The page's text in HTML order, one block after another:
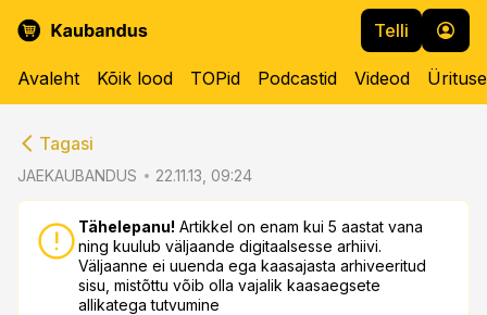
Telli
Avaleht Kõik lood TOPid Podcastid Videod
Tagasi
JAEKAUBANDUS 22.11.13, 09:24
Tähelepanu! Artikkel on enam kui 5 aastat vana
ning kuulub väljaande digitaalsesse arhiivi.
Väljaanne ei uuenda ega kaasajasta arhiveeritud
sisu, mistõttu võib olla vajalik kaasaegsete
allikatega tutvumine